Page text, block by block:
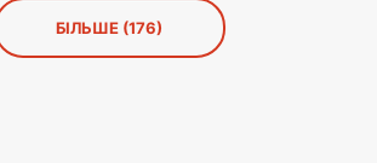
БІЛЬШЕ (176)